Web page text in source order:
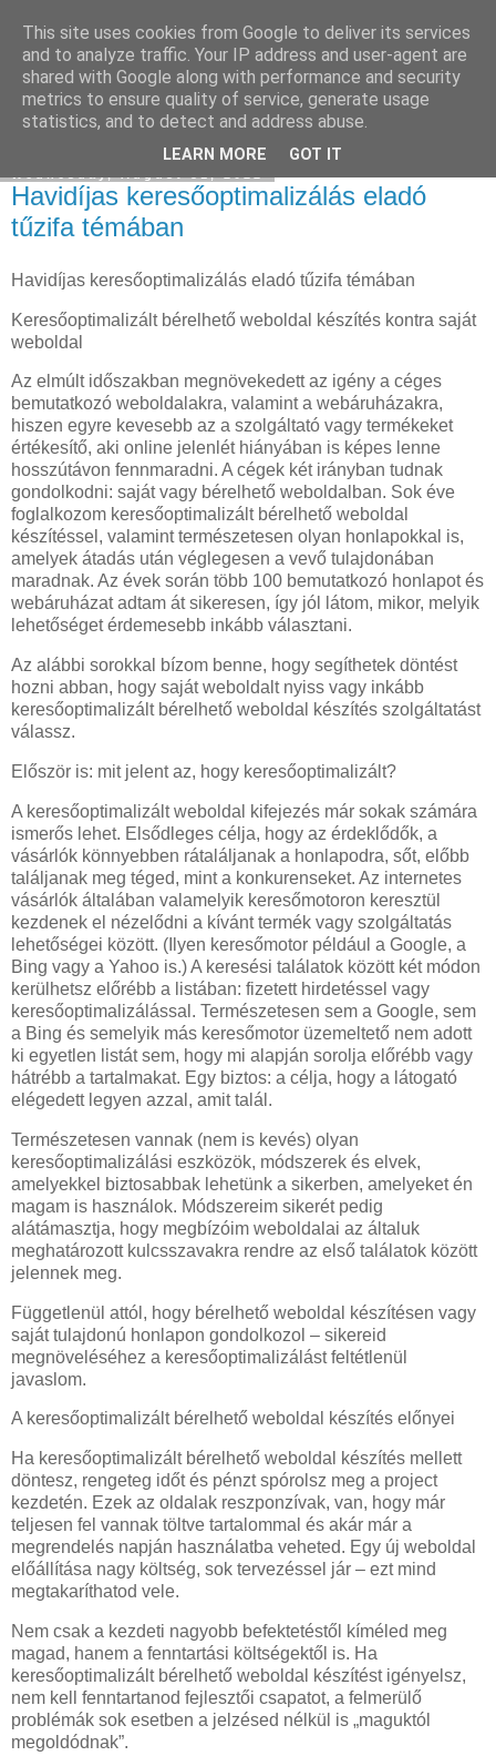
Facebook online marketing
Havidíjas keresőoptimalizálás eladó
tűzifa témában
Havidíjas keresőoptimalizálás eladó tűzifa témában
Keresőoptimalizált bérelhető weboldal készítés kontra saját
weboldal
Az elmúlt időszakban megnövekedett az igény a céges
bemutatkozó weboldalakra, valamint a webáruházakra,
hiszen egyre kevesebb az a szolgáltató vagy termékeket
értékesítő, aki online jelenlét hiányában is képes lenne
hosszútávon fennmaradni. A cégek két irányban tudnak
gondolkodni: saját vagy bérelhető weboldalban. Sok éve
foglalkozom keresőoptimalizált bérelhető weboldal
készítéssel, valamint természetesen olyan honlapokkal is,
amelyek átadás után véglegesen a vevő tulajdonában
maradnak. Az évek során több 100 bemutatkozó honlapot és
webáruházat adtam át sikeresen, így jól látom, mikor, melyik
lehetőséget érdemesebb inkább választani.
Az alábbi sorokkal bízom benne, hogy segíthetek döntést
hozni abban, hogy saját weboldalt nyiss vagy inkább
keresőoptimalizált bérelhető weboldal készítés szolgáltatást
válassz.
Először is: mit jelent az, hogy keresőoptimalizált?
A keresőoptimalizált weboldal kifejezés már sokak számára
ismerős lehet. Elsődleges célja, hogy az érdeklődők, a
vásárlók könnyebben rátaláljanak a honlapodra, sőt, előbb
találjanak meg téged, mint a konkurenseket. Az internetes
vásárlók általában valamelyik keresőmotoron keresztül
kezdenek el nézelődni a kívánt termék vagy szolgáltatás
lehetőségei között. (Ilyen keresőmotor például a Google, a
Bing vagy a Yahoo is.) A keresési találatok között két módon
kerülhetsz előrébb a listában: fizetett hirdetéssel vagy
keresőoptimalizálással. Természetesen sem a Google, sem
a Bing és semelyik más keresőmotor üzemeltető nem adott
ki egyetlen listát sem, hogy mi alapján sorolja előrébb vagy
hátrébb a tartalmakat. Egy biztos: a célja, hogy a látogató
elégedett legyen azzal, amit talál.
Természetesen vannak (nem is kevés) olyan
keresőoptimalizálási eszközök, módszerek és elvek,
amelyekkel biztosabbak lehetünk a sikerben, amelyeket én
magam is használok. Módszereim sikerét pedig
alátámasztja, hogy megbízóim weboldalai az általuk
meghatározott kulcsszavakra rendre az első találatok között
jelennek meg.
Függetlenül attól, hogy bérelhető weboldal készítésen vagy
saját tulajdonú honlapon gondolkozol – sikereid
megnöveléséhez a keresőoptimalizálást feltétlenül
javaslom.
A keresőoptimalizált bérelhető weboldal készítés előnyei
Ha keresőoptimalizált bérelhető weboldal készítés mellett
döntesz, rengeteg időt és pénzt spórolsz meg a project
kezdetén. Ezek az oldalak reszponzívak, van, hogy már
teljesen fel vannak töltve tartalommal és akár már a
megrendelés napján használatba veheted. Egy új weboldal
előállítása nagy költség, sok tervezéssel jár – ezt mind
megtakaríthatod vele.
Nem csak a kezdeti nagyobb befektetéstől kíméled meg
magad, hanem a fenntartási költségektől is. Ha
keresőoptimalizált bérelhető weboldal készítést igényelsz,
nem kell fenntartanod fejlesztői csapatot, a felmerülő
problémák sok esetben a jelzésed nélkül is „maguktól
megoldódnak”.
This site uses cookies from Google to deliver its services
and to analyze traffic. Your IP address and user-agent are
shared with Google along with performance and security
metrics to ensure quality of service, generate usage
statistics, and to detect and address abuse.
LEARN MORE GOT IT